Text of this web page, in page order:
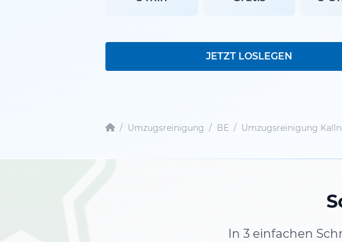
JETZT LOSLEGEN
/ Umzugsreinigung / BE / Umzugsreinigung
In 3 einfachen